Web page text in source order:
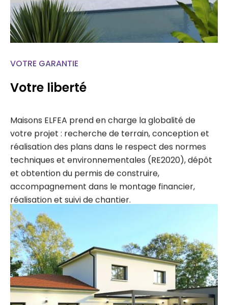
VOTRE GARANTIE
Votre liberté
votre projet : recherche de terrain, conception et
réalisation des plans dans le respect des normes
techniques et environnementales (RE2020), dépôt
et obtention du permis de construire,
accompagnement dans le montage financier,
réalisation et suivi de chantier.